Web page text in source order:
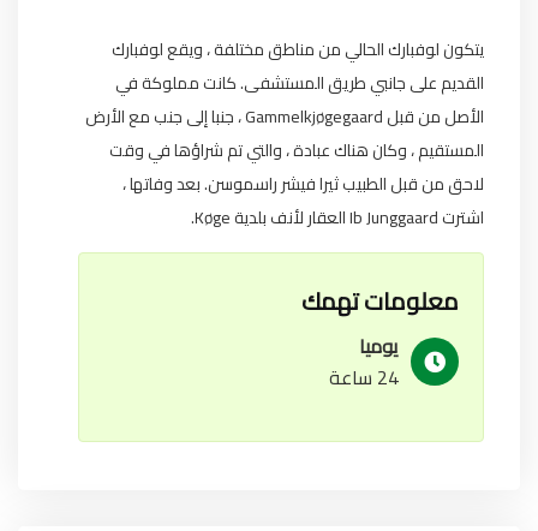
يتكون لوفبارك الحالي من مناطق مختلفة ، ويقع لوفبارك
القديم على جانبي طريق المستشفى. كانت مملوكة في
الأصل من قبل Gammelkjøgegaard ، جنبا إلى جنب مع الأرض
المستقيم ، وكان هناك عبادة ، والتي تم شراؤها في وقت
لاحق من قبل الطبيب ثيرا فيشر راسموسن. بعد وفاتها ،
اشترت Ib Junggaard العقار لأنف بلدية Køge.
معلومات تهمك
يوميا
24 ساعة